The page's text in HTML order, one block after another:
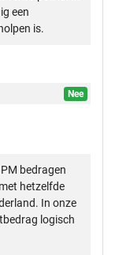
een
is.
Nee
bedragen
hetzelfde
In onze
logisch